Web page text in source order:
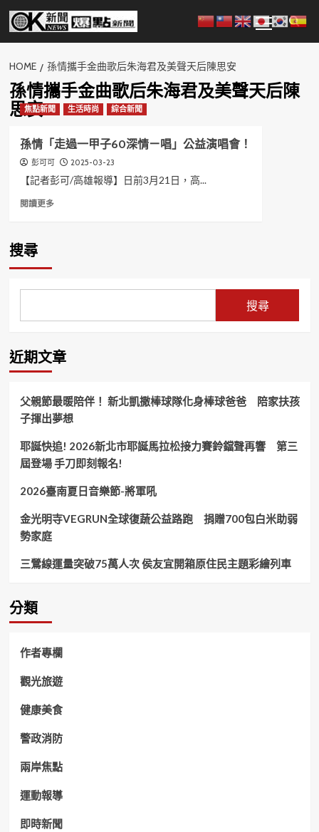
Skip
content
Menu
HOME 孫情攜手金曲歌后朱海君及美聲天后陳思安
孫情攜手金曲歌后朱海君及美聲天后陳
思安
焦點新聞 生活時尚 綜合新聞
孫情「走過一甲子60深情ㄧ唱」公益演唱會！
彭可可 2025-03-23
【記者彭可/高雄報導】日前3月21日，高...
閱讀更多Read
子
深
情
公
益
唱
會！
搜尋
搜尋
近期文章
父親節最暖陪伴！ 新北凱撒棒球隊化身棒球爸爸 陪家扶孩
子揮出夢想
耶誕快追! 2026新北市耶誕馬拉松接力賽鈴鐺聲再響 第三
屆登場 手刀即刻報名!
2026臺南夏日音樂節-將軍吼
金光明寺VEGRUN全球復蔬公益路跑 捐贈700包白米助弱
勢家庭
三鶯線運量突破75萬人次 侯友宜開箱原住民主題彩繪列車
分類
作者專欄
觀光旅遊
健康美食
警政消防
兩岸焦點
運動報導
即時新聞